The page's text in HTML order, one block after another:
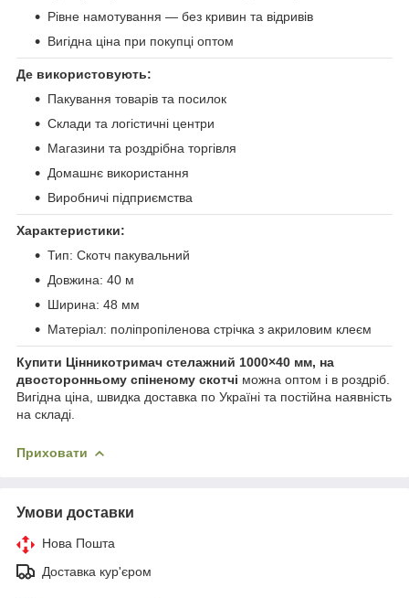
Рівне намотування — без кривин та відривів
Вигідна ціна при покупці оптом
Де використовують:
Пакування товарів та посилок
Склади та логістичні центри
Магазини та роздрібна торгівля
Домашнє використання
Виробничі підприємства
Характеристики:
Тип: Скотч пакувальний
Довжина: 40 м
Ширина: 48 мм
Матеріал: поліпропіленова стрічка з акриловим клеєм
Купити Цінникотримач стелажний 1000×40 мм, на
двосторонньому спіненому скотчі можна оптом і в роздріб.
Вигідна ціна, швидка доставка по Україні та постійна наявність
на складі.
Приховати
Умови доставки
Нова Пошта
Доставка кур'єром